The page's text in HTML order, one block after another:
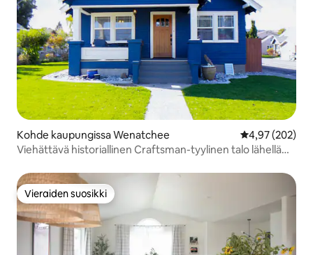
Kohde kaupungissa Wenatchee
4,97 (202)
Viehättävä historiallinen Craftsman-tyylinen talo lähellä
Vieraiden suosikki
Vieraiden suosikki